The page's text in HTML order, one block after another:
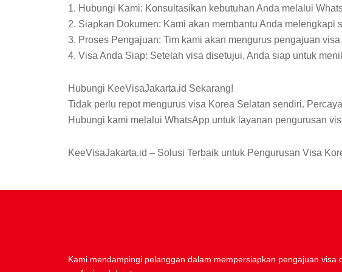
1. Hubungi Kami: Konsultasikan kebutuhan Anda melalui
2. Siapkan Dokumen: Kami akan membantu Anda melengkapi
3. Proses Pengajuan: Tim kami akan mengurus pengajuan
4. Visa Anda Siap: Setelah visa disetujui, Anda siap untuk
Hubungi KeeVisaJakarta.id Sekarang!
Tidak perlu repot mengurus visa Korea Selatan sendiri.
Hubungi kami melalui WhatsApp untuk layanan pengurusan
KeeVisaJakarta.id – Solusi Terbaik untuk Pengurusan Visa
Kami mendampingi pelanggan dalam mempersiapkan pengajuan visa